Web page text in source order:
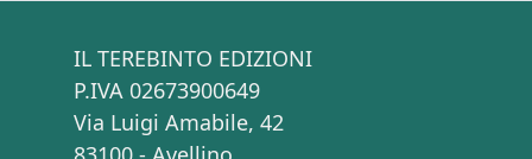
IL TEREBINTO EDIZIONI
P.IVA 02673900649
Via Luigi Amabile, 42